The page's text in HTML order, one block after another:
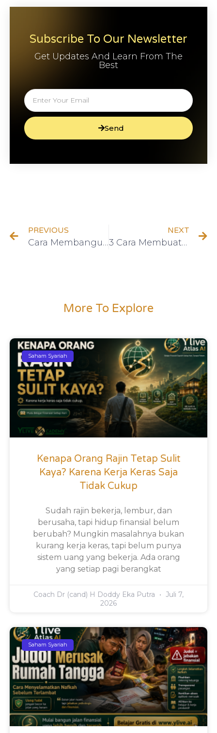
Subscribe To Our Newsletter
Get Updates And Learn From The
Best
Send
PREVIOUS
Cara Membangun Kepercayaan dalam Hubungan LDR
NEXT
3 Cara Membuat Hubungan Awet Sampai Tua
More To Explore
Saham Syariah
Kenapa Orang Rajin Tetap Sulit
Kaya? Karena Kerja Keras Saja
Tidak Cukup
Sudah rajin bekerja, lembur, dan
berusaha, tapi hidup finansial belum
berubah? Mungkin masalahnya bukan
kurang kerja keras, tapi belum punya
sistem uang yang bekerja. Ada orang
yang setiap pagi berangkat
Coach Dr (cand) H Doddy Eka Putra
Juli 7,
2026
Saham Syariah